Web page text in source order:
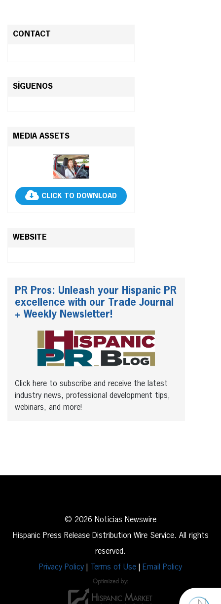
CONTACT
SÍGUENOS
MEDIA ASSETS
CLICK TO DOWNLOAD
WEBSITE
PR Pros: Unleash your Hispanic PR
excellence with our Trade Journal
+ Weekly Newsletter!
Click here to subscribe and receive the latest
industry news, professional development tips,
webinars, and more!
© 2026 Noticias Newswire
Hispanic Press Release Distribution Wire Service. All rights
reserved.
Privacy Policy
Terms of Use Email Policy